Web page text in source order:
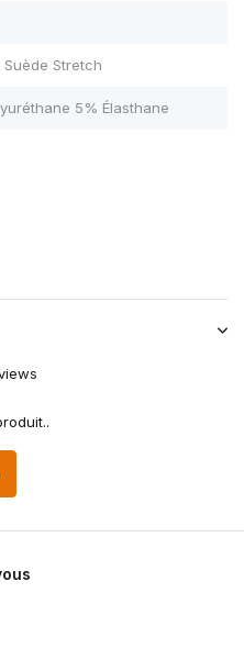
Suède Stretch
5% Élasthane